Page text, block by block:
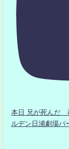
本日 兄が死んだ
ルデン日浦劇場パ